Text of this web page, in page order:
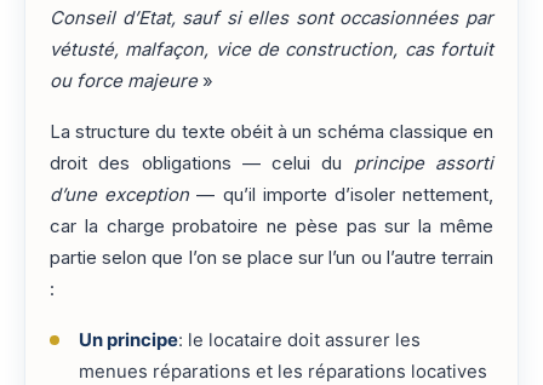
Conseil d’Etat, sauf si elles sont occasionnées par
vétusté, malfaçon, vice de construction, cas fortuit
ou force majeure»
La structure du texte obéit à un schéma classique en
droit des obligations — celui du principe assorti
d’une exception — qu’il importe d’isoler nettement,
car la charge probatoire ne pèse pas sur la même
partie selon que l’on se place sur l’un ou l’autre terrain
:
Un principe: le locataire doit assurer les
menues réparations et les réparations locatives